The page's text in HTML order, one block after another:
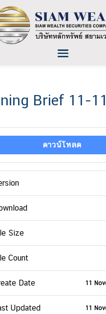
Brief 11-
ดาวน์โหลด
Size
Count
Date 11
Updated 11